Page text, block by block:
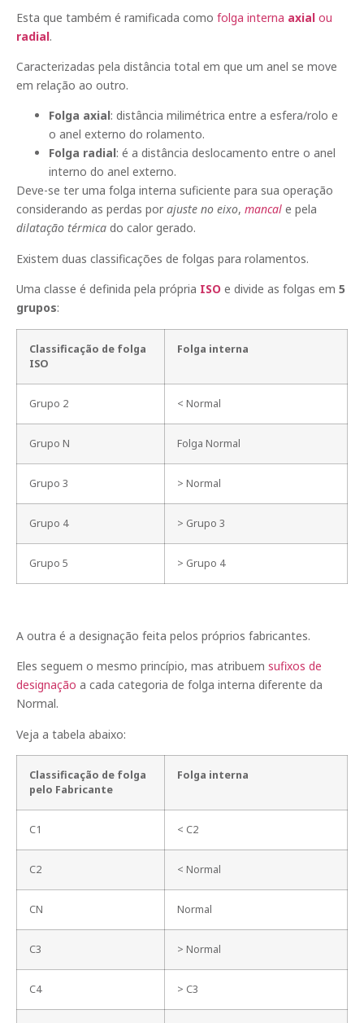
Esta que também é ramificada como folga interna axial ou
radial.
Caracterizadas pela distância total em que um anel se move
em relação ao outro.
Folga axial: distância milimétrica entre a esfera/rolo e
o anel externo do rolamento.
Folga radial: é a distância deslocamento entre o anel
interno do anel externo.
Deve-se ter uma folga interna suficiente para sua operação
considerando as perdas por ajuste no eixo, mancal e pela
dilatação térmica do calor gerado.
Existem duas classificações de folgas para rolamentos.
Uma classe é definida pela própria ISO e divide as folgas em 5
grupos:
Classificação de folga
ISO
Folga interna
Grupo 2 < Normal
Grupo N Folga Normal
Grupo 3 > Normal
Grupo 4 > Grupo 3
Grupo 5 > Grupo 4
A outra é a designação feita pelos próprios fabricantes.
Eles seguem o mesmo princípio, mas atribuem sufixos de
designação a cada categoria de folga interna diferente da
Normal.
Veja a tabela abaixo:
Classificação de folga
pelo Fabricante
Folga interna
C1 < C2
C2 < Normal
CN Normal
C3 > Normal
C4 > C3